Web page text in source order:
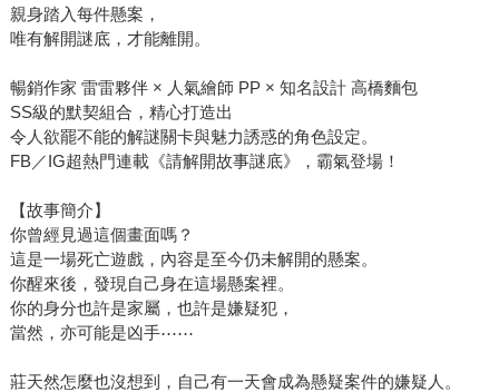
親身踏入每件懸案，
唯有解開謎底，才能離開。
暢銷作家 雷雷夥伴 × 人氣繪師 PP × 知名設計 高橋麵包
SS級的默契組合，精心打造出
令人欲罷不能的解謎關卡與魅力誘惑的角色設定。
FB／IG超熱門連載《請解開故事謎底》，霸氣登場！
【故事簡介】
你曾經見過這個畫面嗎？
這是一場死亡遊戲，內容是至今仍未解開的懸案。
你醒來後，發現自己身在這場懸案裡。
你的身分也許是家屬，也許是嫌疑犯，
當然，亦可能是凶手⋯⋯
莊天然怎麼也沒想到，自己有一天會成為懸疑案件的嫌疑人。